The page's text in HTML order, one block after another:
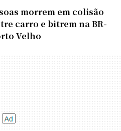
morrem em colisão
carro e bitrem na BR-
Velho